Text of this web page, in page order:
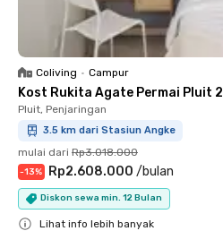
Coliving • Campur
Kost Rukita Agate Permai Pluit 2
Pluit, Penjaringan
3.5 km dari Stasiun Angke
mulai dari Rp3.018.000
-13% Rp2.608.000 /bulan
Diskon sewa min. 12 Bulan
Lihat info lebih banyak